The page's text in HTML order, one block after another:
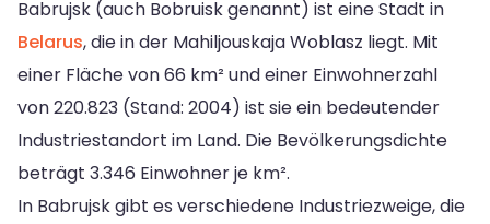
Babrujsk (auch Bobruisk genannt) ist eine Stadt in
Belarus, die in der Mahiljouskaja Woblasz liegt. Mit
einer Fläche von 66 km² und einer Einwohnerzahl
von 220.823 (Stand: 2004) ist sie ein bedeutender
Industriestandort im Land. Die Bevölkerungsdichte
beträgt 3.346 Einwohner je km².
In Babrujsk gibt es verschiedene Industriezweige, die